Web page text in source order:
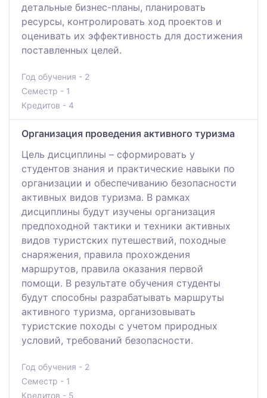
детальные бизнес-планы, планировать
ресурсы, контролировать ход проектов и
оценивать их эффективность для достижения
поставленных целей.
Год обучения - 2
Семестр - 1
Кредитов - 4
Организация проведения активного туризма
Цель дисциплины – сформировать у
студентов знания и практические навыки по
организации и обеспечиванию безопасности
активных видов туризма. В рамках
дисциплины будут изучены организация
предпоходной тактики и техники активных
видов туристских путешествий, походные
снаряжения, правила прохождения
маршрутов, правила оказания первой
помощи. В результате обучения студенты
будут способны разрабатывать маршруты
активного туризма, организовывать
туристские походы с учетом природных
условий, требований безопасности.
Год обучения - 2
Семестр - 1
Кредитов - 5